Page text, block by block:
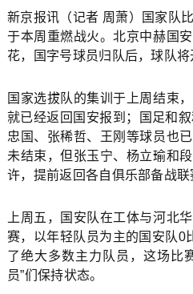
新京报讯（记者 周萧）国家队
于本周重燃战火。北京中赫国
花，国字号球员归队后，球队将
国家选拔队的集训于上周结束
就已经返回国安报到；国足和
忠国、张稀哲、王刚等球员也
未结束，但张玉宁、杨立瑜和
许，提前返回各自俱乐部备战联
上周五，国安队在工体与河北
赛，以年轻队员为主的国安队0
了绝大多数主力队员，这场比
员”们保持状态。